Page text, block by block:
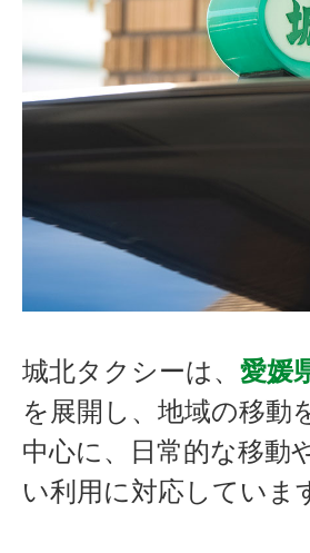
城北タクシーは、 愛媛
を展開し、地域の移動
中心に、日常的な移動
い利用に対応していま